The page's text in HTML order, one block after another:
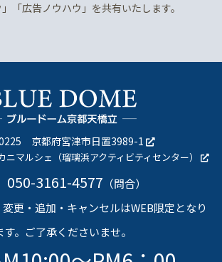
「広告ノウハウ」を共有いたします。
京都府宮津市日置3989-1
ニマルシェ（瑠璃浜アクティビティセンター）
050-3161-4577 （問合）
更・追加・キャンセルはWEB限定となり
す。ご了承くださいませ。